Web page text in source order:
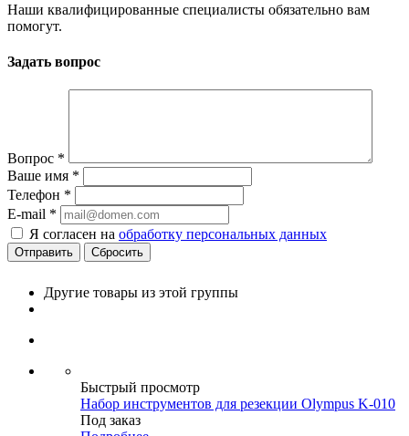
Наши квалифицированные специалисты обязательно вам
помогут.
Задать вопрос
Вопрос *
Ваше имя *
Телефон *
E-mail *
Я согласен на обработку персональных данных
Сбросить
Другие товары из этой группы
Быстрый просмотр
Набор инструментов для резекции Olympus K-010
Под заказ